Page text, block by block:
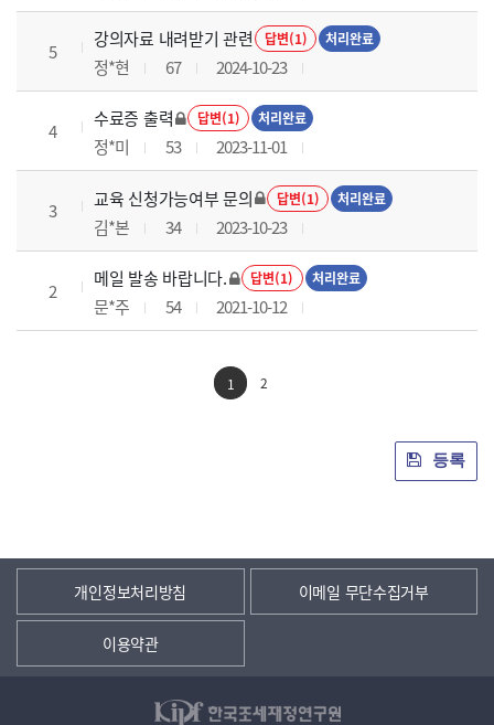
5
강의자료 내려받기 관련 답변(1) 처리완료
정*현 67 2024-10-23
4
수료증 출력 답변(1) 처리완료
정*미 53 2023-11-01
3
교육 신청가능여부 문의 답변(1) 처리완료
김*본 34 2023-10-23
2
메일 발송 바랍니다. 답변(1) 처리완료
문*주 54 2021-10-12
1 2
등록
개인정보처리방침 이메일 무단수집거부
이용약관